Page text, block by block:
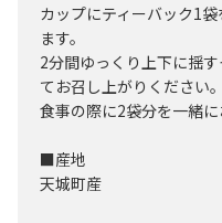
カップにティーバック1
ます。
2分間ゆっくり上下に揺
てお召し上がりください。
食事の際に2袋分を一緒に
■産地
天城町産